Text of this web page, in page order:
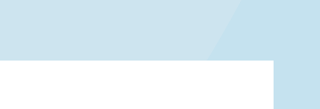
Травматология